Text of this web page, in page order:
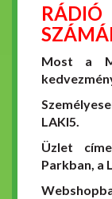
Most a
LAKI5.
Üzlet
Parkban, a